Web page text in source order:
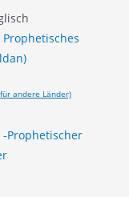
andere Länder)